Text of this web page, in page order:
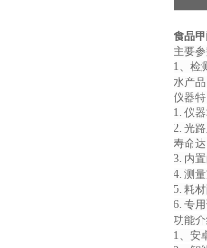
食品
主要参
1、检
水产
仪器特
1. 仪
2. 光
寿命达
3. 内
4. 测
5. 耗
6. 专
功能介
1、安